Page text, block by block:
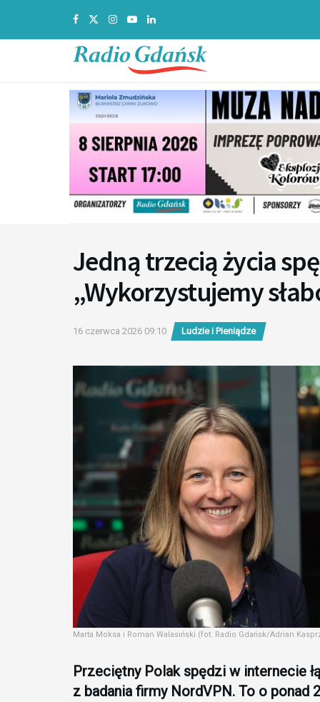
Jedną trzecią życia
„Wykorzystujemy
16 czerwca 2026 09:10 Ludzie i Pieniądze
Marta Moksa i Roman Walasiński (fot. Radio Gdańsk/Adrian
Przeciętny Polak spędzi w internecie
z badania firmy NordVPN. To o ponad